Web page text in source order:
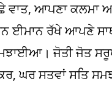
ਵਾਤ, ਆਪਣਾ ਕਲਮਾ
ਈਮਾਨ ਰੱਖੇ ਆਪਣੇ
ਜੋਤੀ ਜੋਤ
ਘਰ ਸਤਵਾਂ ਸਤਿ